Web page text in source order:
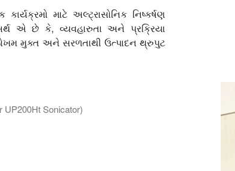
માટે અલ્ટ્રાસોનિક નિષ્કર્ષણ
એ છે કે, વ્યવહારુતા અને પ્રક્રિયા
મુક્ત અને સરળતાથી ઉત્પાદન થ્રુપુટ
Sonicator)
UP200Ht પ્રોબ-ટાઈપ-અલ્ટ્રાસોનિકેટરનો ઉપયોગ